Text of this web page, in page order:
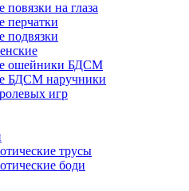
повязки на глаза
перчатки
подвязки
ошейники БДСМ
БДСМ наручники
игр
трусы
боди